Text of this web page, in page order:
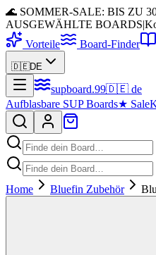
🌊 SOMMER-SALE: BIS ZU
AUSGEWÄHLTE BOARDS|
Vorteile
Board-Finder
🇩🇪DE
supboard.99🇩🇪 de
Aufblasbare SUP Boards★ Sale
Home Bluefin Zubehör